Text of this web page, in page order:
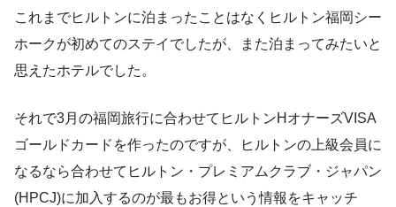
これまでヒルトンに泊まったことはなくヒルトン福岡シー
ホークが初めてのステイでしたが、また泊まってみたいと
思えたホテルでした。
それで3月の福岡旅行に合わせてヒルトンHオナーズVISA
ゴールドカードを作ったのですが、ヒルトンの上級会員に
なるなら合わせてヒルトン・プレミアムクラブ・ジャパン
(HPCJ)に加入するのが最もお得という情報をキャッチ